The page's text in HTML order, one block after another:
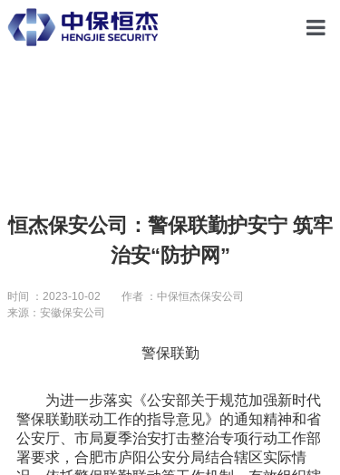
恒杰保安公司：警保联勤护安宁 筑牢
治安“防护网”
时间 ：2023-10-02
作者 ：中保恒杰保安公司
来源：安徽保安公司
警保联勤
为进一步落实《公安部关于规范加强新时代
警保联勤联动工作的指导意见》的通知精神和省
公安厅、市局夏季治安打击整治专项行动工作部
署要求，合肥市庐阳公安分局结合辖区实际情